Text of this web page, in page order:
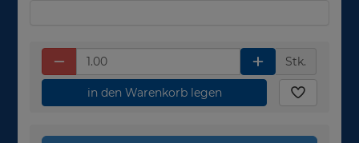
Stk.
in den Warenkorb legen